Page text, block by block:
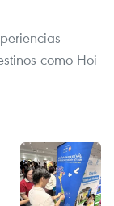
como Hoi